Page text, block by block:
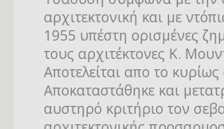
αρχιτεκτονική και με
1955 υπέστη ορισμένες
τους αρχιτέκτονες Κ.
Αποτελείται απο το
Αποκαταστάθηκε και
αυστηρό κριτήριο τον